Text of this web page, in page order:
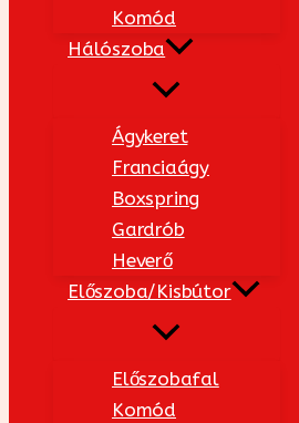
Komód
Hálószoba
Ágykeret
Franciaágy
Boxspring
Gardrób
Heverő
Előszoba/Kisbútor
Előszobafal
Komód